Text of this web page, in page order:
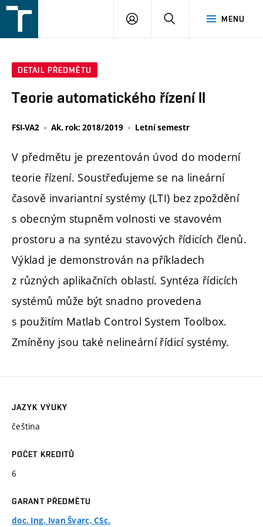
v
MENU
PŘIHLÁŠENÍ
DETAIL PŘEDMĚTU
Teorie automatického řízení II
FSI-VA2 Ak. rok: 2018/2019 Letní semestr
V předmětu je prezentován úvod do moderní
teorie řízení. Soustřeďujeme se na lineární
časově invariantní systémy (LTI) bez zpoždění
s obecným stupněm volnosti ve stavovém
prostoru a na syntézu stavových řídicích členů.
Výklad je demonstrován na příkladech
z různých aplikačních oblastí. Syntéza řídicích
systémů může být snadno provedena
s použitím Matlab Control System Toolbox.
Zmíněny jsou také nelineární řídicí systémy.
JAZYK VÝUKY
čeština
POČET KREDITŮ
6
GARANT PŘEDMĚTU
doc. Ing. Ivan Švarc, CSc.